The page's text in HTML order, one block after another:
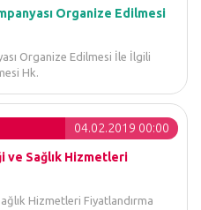
Organize Edilmesi
Organize Edilmesi İle İlgili
Hk.
04.02.2019 00:00
ve Sağlık Hizmetleri
Hizmetleri Fiyatlandırma